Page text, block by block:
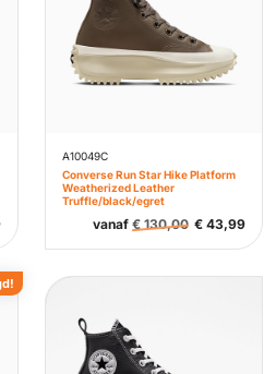
A10049C
Converse Run Star Hike Platform
Weatherized Leather
Truffle/black/egret
vanaf €130,00 € 43,99